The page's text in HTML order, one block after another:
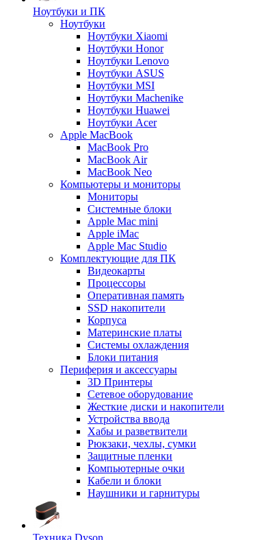
Ноутбуки и ПК
Ноутбуки
Ноутбуки Xiaomi
Ноутбуки Honor
Ноутбуки Lenovo
Ноутбуки ASUS
Ноутбуки MSI
Ноутбуки Machenike
Ноутбуки Huawei
Ноутбуки Acer
Apple MacBook
MacBook Pro
MacBook Air
MacBook Neo
Компьютеры и мониторы
Мониторы
Системные блоки
Apple Mac mini
Apple iMac
Apple Mac Studio
Комплектующие для ПК
Видеокарты
Процессоры
Оперативная память
SSD накопители
Корпуса
Материнские платы
Системы охлаждения
Блоки питания
Периферия и аксессуары
3D Принтеры
Сетевое оборудование
Жесткие диски и накопители
Устройства ввода
Хабы и разветвители
Рюкзаки, чехлы, сумки
Защитные пленки
Компьютерные очки
Кабели и блоки
Наушники и гарнитуры
Техника Dyson